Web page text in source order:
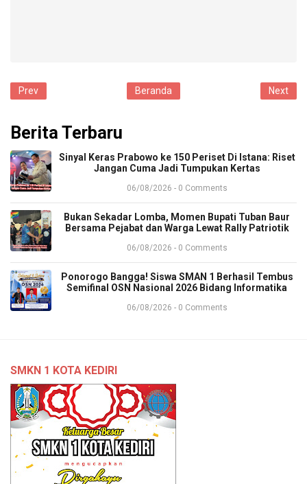
Prev Next
Beranda
Berita Terbaru
Sinyal Keras Prabowo ke 150 Periset Di Istana: Riset
Jangan Cuma Jadi Tumpukan Kertas
06/08/2026 - 0 Comments
Bukan Sekadar Lomba, Momen Bupati Tuban Baur
Bersama Pejabat dan Warga Lewat Rally Patriotik
06/08/2026 - 0 Comments
Ponorogo Bangga! Siswa SMAN 1 Berhasil Tembus
Semifinal OSN Nasional 2026 Bidang Informatika
06/08/2026 - 0 Comments
SMKN 1 KOTA KEDIRI